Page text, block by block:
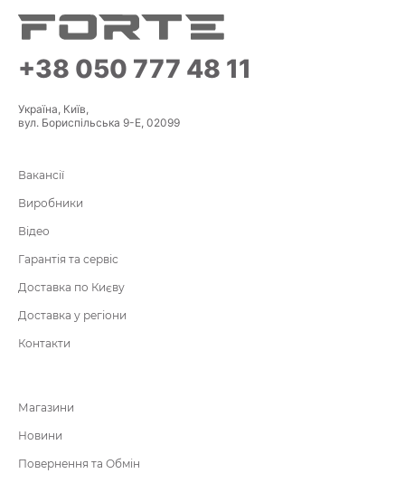
+38 050 777 48 11
Україна, Київ,
вул. Бориспільська 9-Е, 02099
Вакансії
Виробники
Відео
Гарантія та сервіс
Доставка по Києву
Доставка у регіони
Контакти
Магазини
Новини
Повернення та Обмін